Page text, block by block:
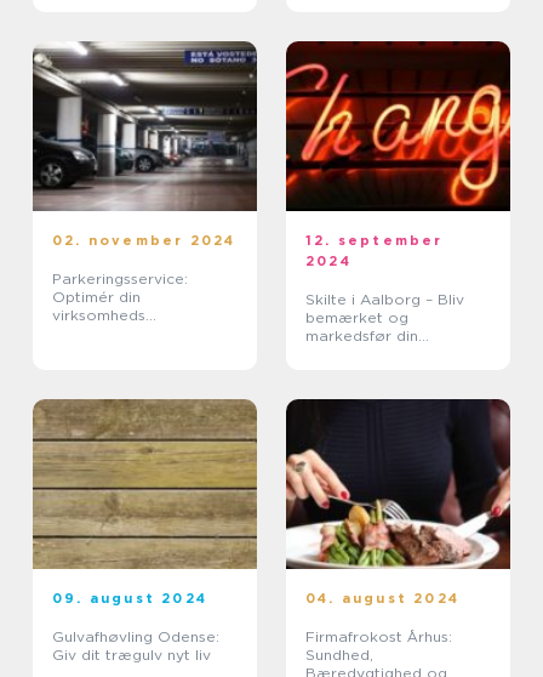
02. november 2024
Parkeringsservice:
Optimér din
virksomheds
12. september
2024
Skilte i Aalborg – Bliv
bemærket og
markedsfør din
09. august 2024
Gulvafhøvling Odense:
Giv dit trægulv nyt liv
04. august 2024
Firmafrokost Århus:
Sundhed,
Bæredygtighed og